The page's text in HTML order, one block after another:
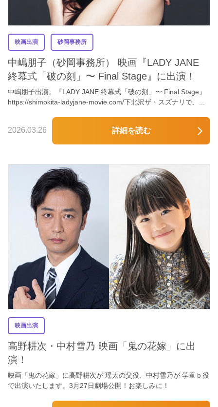
映画出演 砂岡事務所
中嶋朋子（砂岡事務所） 映画『LADY JANE
終幕式「破の刻」〜 Final Stage』に出演！
中嶋朋子出演。『LADY JANE 終幕式「破の刻」〜 Final Stage』
https://shimokita-ladyjane-movie.com/下北沢ザ・スズナリで、...
2026.03.26 詳細を読む
映画出演
高野耕次・中村雪乃 映画「鬼の花嫁」に出
演！
映画「鬼の花嫁」に高野耕次が 瑶太の父役、中村雪乃が 学童ｂ役
で出演いたします。3月27日劇場公開！お楽しみに！